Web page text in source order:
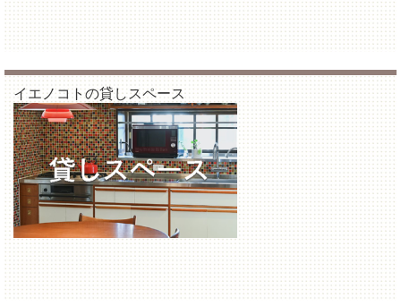
イエノコトの貸しスペース